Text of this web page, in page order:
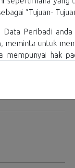
“Tujuan-
Peribadi
meminta untuk
mempunyai hak
Peribadi anda.
dan
Melayu, versi
Data Peribadi